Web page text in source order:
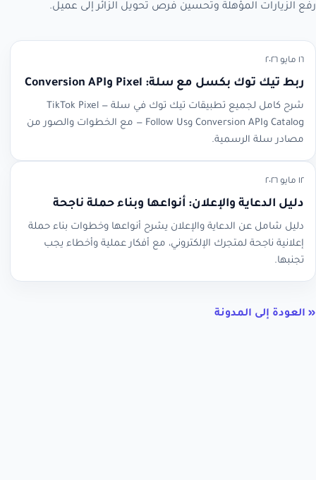
رفع الزيارات المؤهلة وتحسين فرص تحويل الزائر إلى عميل.
١٦ مايو ٢٠٢٦
ربط تيك توك بكسل مع سلة: Pixel وConversion API
شرح كامل لجميع تطبيقات تيك توك في سلة — TikTok Pixel
Catalog وConversion API وFollow Us — مع الخطوات والصور من
مصادر سلة الرسمية.
١٢ مايو ٢٠٢٦
دليل الدعاية والإعلان: أنواعها وبناء حملة ناجحة
دليل شامل عن الدعاية والإعلان يشرح أنواعها وخطوات بناء حملة
إعلانية ناجحة لمتجرك الإلكتروني، مع أفكار عملية وأخطاء يجب
تجنبها.
« العودة إلى المدونة